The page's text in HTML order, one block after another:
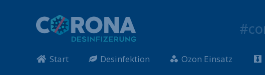
Start Desinfektion Ozon Einsatz